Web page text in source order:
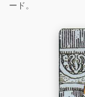
ード。